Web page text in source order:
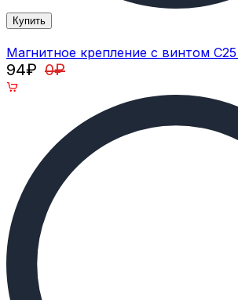
Купить
Магнитное крепление с винтом
94₽ 0₽